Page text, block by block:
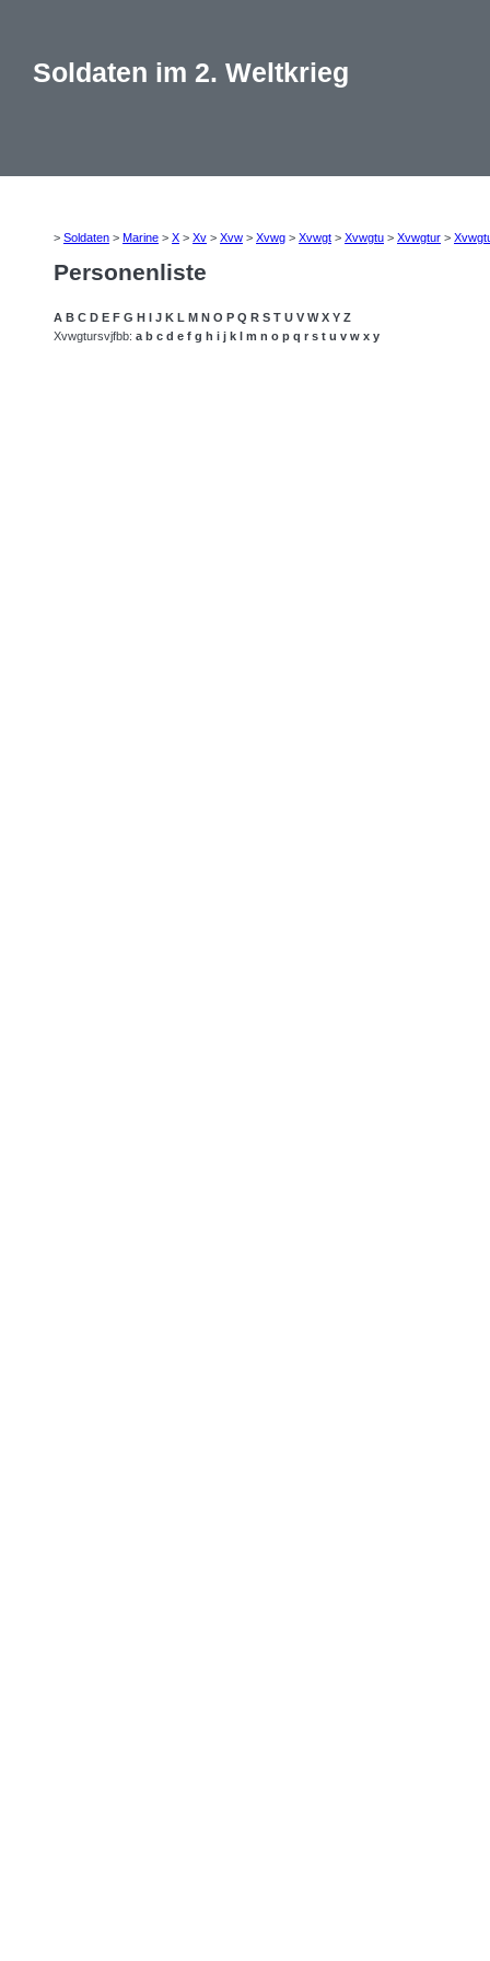
Soldaten im 2. Weltkrieg
> Soldaten > Marine > X > Xv > Xvw > Xvwg > Xvwgt > Xvwgtu > Xvwgtur >
Personenliste
A B C D E F G H I J K L M N O P Q R S T U V W X Y Z
Xvwgtursvjfbb: a b c d e f g h i j k l m n o p q r s t u v w x y